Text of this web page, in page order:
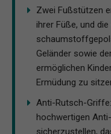
Zwei Fußstützen
ihrer Füße, und
Geländer sowie
ermöglichen
Ermüdung zu
Anti-Rutsch-
hochwertigen
sicherzustellen,